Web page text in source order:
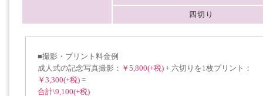
四切り
■撮影・プリント料金例
成人式の記念写真撮影： ￥5,800(+税) + 六切りを1枚プリント：
￥3,300(+税) =
合計\9,100(+税)